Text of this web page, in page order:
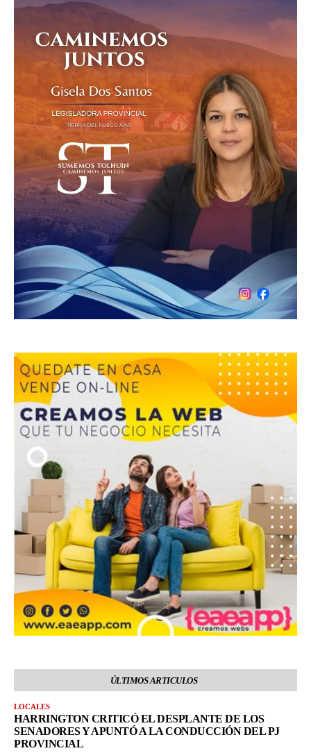
ÚLTIMOS ARTICULOS
LOCALES
HARRINGTON CRITICÓ EL DESPLANTE DE LOS
SENADORES Y APUNTÓ A LA CONDUCCIÓN DEL PJ
PROVINCIAL